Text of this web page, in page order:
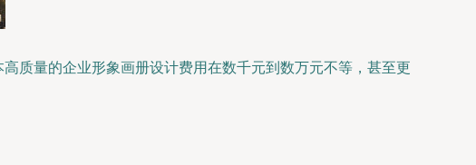
质量的企业形象画册设计费用在数千元到数万元不等，甚至更